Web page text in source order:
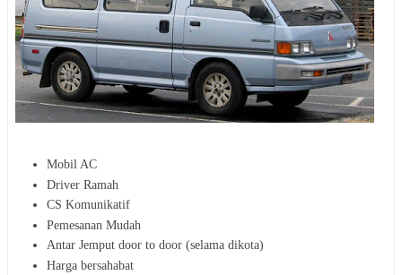
Mobil AC
Driver Ramah
CS Komunikatif
Pemesanan Mudah
Antar Jemput door to door (selama dikota)
Harga bersahabat